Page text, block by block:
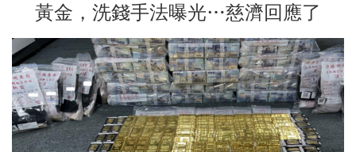
黃金，洗錢手法曝光…慈濟回應了